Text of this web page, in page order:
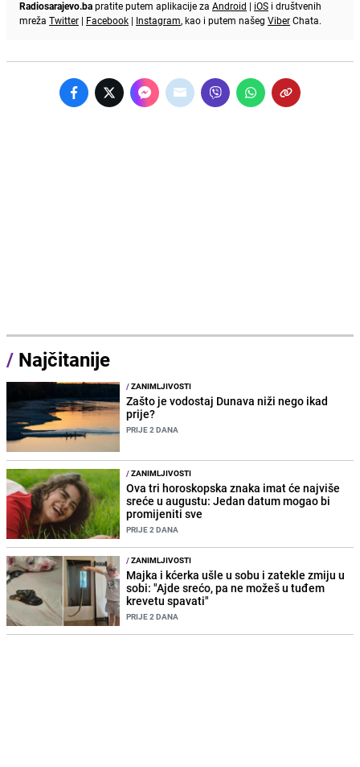
Radiosarajevo.bapratite putem aplikacije za Android | iOS i društvenih
mreža Twitter | Facebook | Instagram, kao i putem našeg ViberChata.
/ Najčitanije
/ZANIMLJIVOSTI
Zašto je vodostaj Dunava niži nego ikad
prije?
PRIJE 2 DANA
/ZANIMLJIVOSTI
Ova tri horoskopska znaka imat će najviše
sreće u augustu: Jedan datum mogao bi
promijeniti sve
PRIJE 2 DANA
/ZANIMLJIVOSTI
Majka i kćerka ušle u sobu i zatekle zmiju u
sobi: "Ajde srećo, pa ne možeš u tuđem
krevetu spavati"
PRIJE 2 DANA